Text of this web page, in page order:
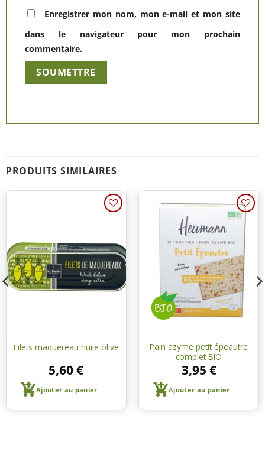
Enregistrer mon nom, mon e-mail et mon site
dans le navigateur pour mon prochain
commentaire.
PRODUITS SIMILAIRES
à une
liste de
courses
Filets maquereau huile olive
5,60€
Ajouter au panier
Ajouter
à une
liste de
courses
Pain azyme petit épeautre
complet BIO
3,95 €
Ajouter au panier